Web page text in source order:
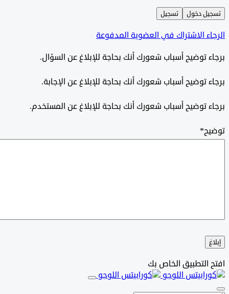
دخول تسجيل
الاشتراك في العضوية المدفوعة
توضيح أسباب شعورك أنك بحاجة للإبلاغ عن السؤال.
توضيح أسباب شعورك أنك بحاجة للإبلاغ عن الإجابة.
توضيح أسباب شعورك أنك بحاجة للإبلاغ عن المستخدم.
*
التطبيق الخاص بك